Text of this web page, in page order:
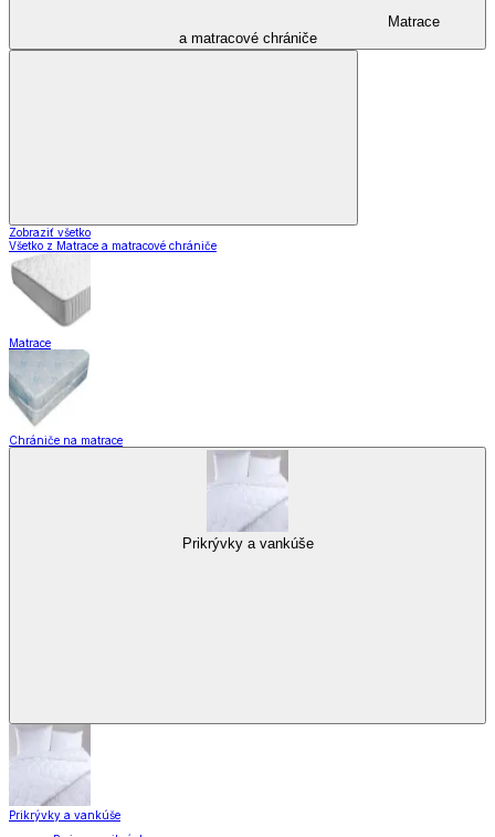
Matrace
a matracové chrániče
Zobraziť všetko
Všetko z Matrace a matracové chrániče
Matrace
Chrániče na matrace
Prikrývky a vankúše
Prikrývky a vankúše